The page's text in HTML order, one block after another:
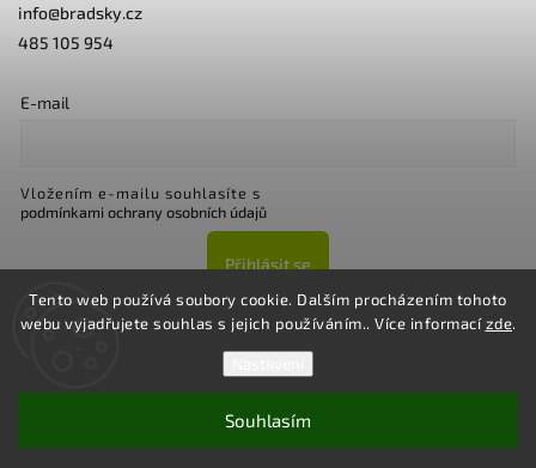
Tento web používá soubory cookie. Dalším procházením tohoto
webu vyjadřujete souhlas s jejich používáním.. Více informacízde.
Souhlasím
info@bradsky.cz
485 105 954
E-mail
Vložením e-mailu souhlasíte s
podmínkami ochrany osobních údajů
Přihlásit se